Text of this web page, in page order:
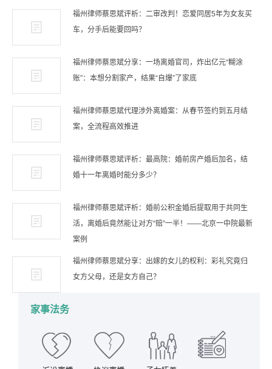
福州律师蔡思斌评析：二审改判！恋爱同居5年为女友买
车，分手后能要回吗？
福州律师蔡思斌分享：一场离婚官司，炸出亿元“糊涂
账”：本想分割家产，结果“自爆”了家底
福州律师蔡思斌代理涉外离婚案：从春节签约到五月结
案，全流程高效推进
福州律师蔡思斌评析：最高院：婚前房产婚后加名，结
婚十一年离婚时能分多少？
福州律师蔡思斌评析：婚前公积金婚后提取用于共同生
活，离婚后竟然能让对方“赔”一半！——北京一中院最新
案例
福州律师蔡思斌分享：出嫁的女儿的权利：彩礼究竟归
女方父母，还是女方自己？
家事法务